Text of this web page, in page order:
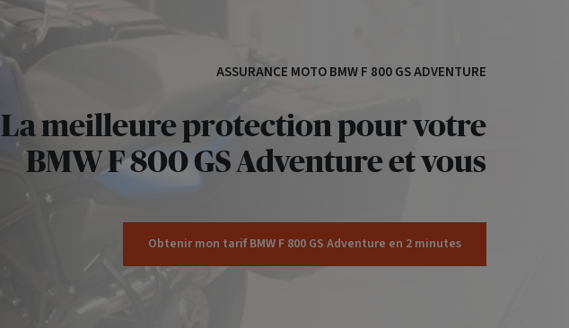
ASSURANCE MOTO BMW F 800 GS ADVENTURE
La meilleure protection pour votre
BMW F 800 GS Adventure et vous
Obtenir mon tarif BMW F 800 GS Adventure en 2 minutes